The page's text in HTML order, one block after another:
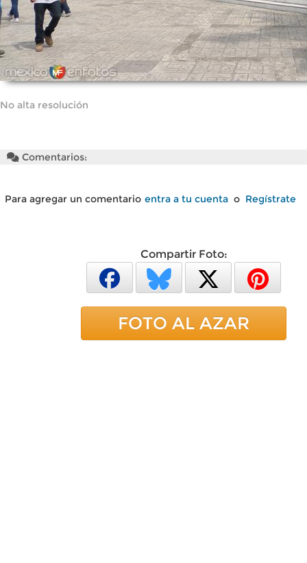
No alta resolución
Comentarios:
Para agregar un comentario entra a tu cuenta o Regístrate
Compartir Foto:
FOTO AL AZAR